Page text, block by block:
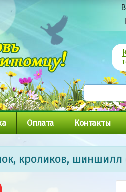
Оплата Контакты
кроликов,